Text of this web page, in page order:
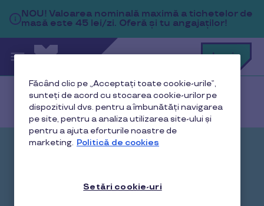
Sari la conținutul principal
Login
Acasă Studiu reziliență workplace
NOU! Valoarea nominală maximă a tichetelor de
masă este 45 lei/zi. Oferă și tu angajaților!
Făcând clic pe „Acceptați toate cookie-urile”,
sunteți de acord cu stocarea cookie-urilor pe
dispozitivul dvs. pentru a îmbunătăți navigarea
pe site, pentru a analiza utilizarea site-ului și
pentru a ajuta eforturile noastre de
marketing. Politică de cookies
Setări cookie-uri